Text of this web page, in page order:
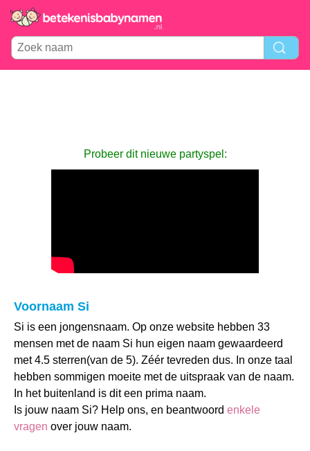
Probeer dit nieuwe partyspel:
Voornaam Si
Si is een jongensnaam. Op onze website hebben 33
mensen met de naam Si hun eigen naam gewaardeerd
met 4.5 sterren(van de 5). Zéér tevreden dus. In onze taal
hebben sommigen moeite met de uitspraak van de naam.
In het buitenland is dit een prima naam.
Is jouw naam Si? Help ons, en beantwoord enkele
vragen over jouw naam.